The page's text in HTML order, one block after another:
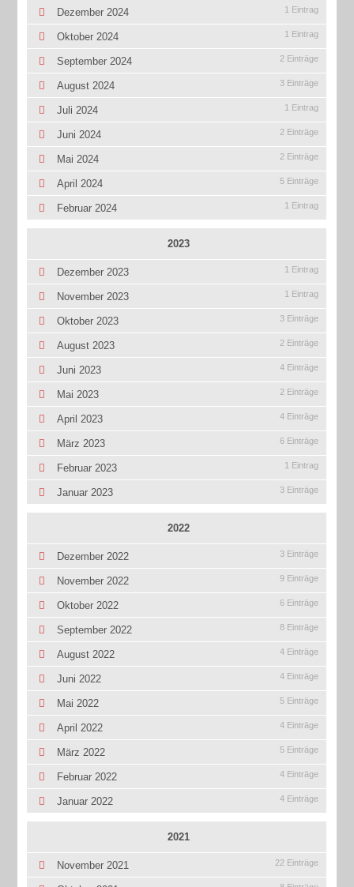
Dezember 2024 1 Eintrag
Oktober 2024 1 Eintrag
September 2024 2 Einträge
August 2024 3 Einträge
Juli 2024 1 Eintrag
Juni 2024 2 Einträge
Mai 2024 2 Einträge
April 2024 5 Einträge
Februar 2024 1 Eintrag
2023
Dezember 2023 1 Eintrag
November 2023 1 Eintrag
Oktober 2023 3 Einträge
August 2023 2 Einträge
Juni 2023 4 Einträge
Mai 2023 2 Einträge
April 2023 4 Einträge
März 2023 6 Einträge
Februar 2023 1 Eintrag
Januar 2023 3 Einträge
2022
Dezember 2022 3 Einträge
November 2022 9 Einträge
Oktober 2022 6 Einträge
September 2022 8 Einträge
August 2022 4 Einträge
Juni 2022 4 Einträge
Mai 2022 5 Einträge
April 2022 4 Einträge
März 2022 5 Einträge
Februar 2022 4 Einträge
Januar 2022 4 Einträge
2021
November 2021 22 Einträge